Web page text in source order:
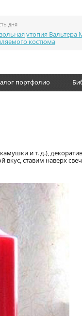
дня
утопия
костюма
портфолио
и т. д.),
ставим наверх